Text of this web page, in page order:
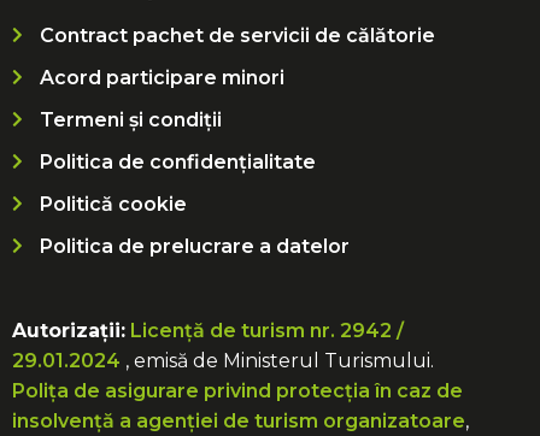
Contract pachet de servicii de călătorie
Acord participare minori
Termeni și condiții
Politica de confidențialitate
Politică cookie
Politica de prelucrare a datelor
Autorizații: Licență de turism nr. 2942 /
29.01.2024 , emisă de Ministerul Turismului.
Polița de asigurare privind protecția în caz de
insolvență a agenției de turism organizatoare,